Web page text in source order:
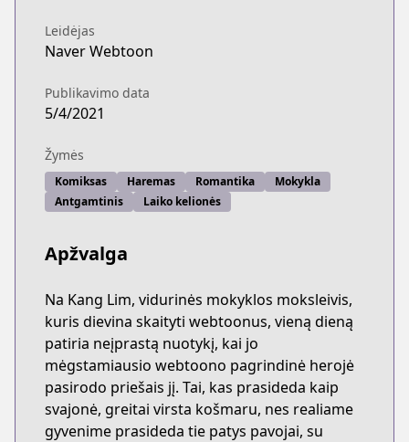
Leidėjas
Naver Webtoon
Publikavimo data
5/4/2021
Žymės
Komiksas Haremas Romantika
Mokykla
Antgamtinis
Laiko kelionės
Apžvalga
Na Kang Lim, vidurinės mokyklos moksleivis,
kuris dievina skaityti webtoonus, vieną dieną
patiria neįprastą nuotykį, kai jo
mėgstamiausio webtoono pagrindinė herojė
pasirodo priešais jį. Tai, kas prasideda kaip
svajonė, greitai virsta košmaru, nes realiame
gyvenime prasideda tie patys pavojai, su